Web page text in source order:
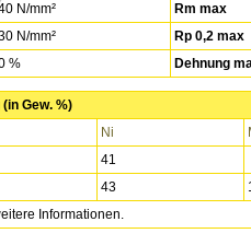
N/mm²
Rm max
N/mm²
Rp 0,2 max
% Dehnung
Gew. %)
Ni
41
43
Informationen.